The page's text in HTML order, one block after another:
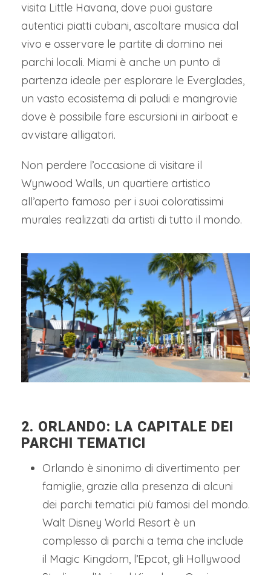
visita Little Havana, dove puoi gustare
autentici piatti cubani, ascoltare musica dal
vivo e osservare le partite di domino nei
parchi locali. Miami è anche un punto di
partenza ideale per esplorare le Everglades,
un vasto ecosistema di paludi e mangrovie
dove è possibile fare escursioni in airboat e
avvistare alligatori.
Non perdere l’occasione di visitare il
Wynwood Walls, un quartiere artistico
all’aperto famoso per i suoi coloratissimi
murales realizzati da artisti di tutto il mondo.
2. ORLANDO: LA CAPITALE DEI
PARCHI TEMATICI
Orlando è sinonimo di divertimento per
famiglie, grazie alla presenza di alcuni
dei parchi tematici più famosi del mondo.
Walt Disney World Resort è un
complesso di parchi a tema che include
il Magic Kingdom, l’Epcot, gli Hollywood